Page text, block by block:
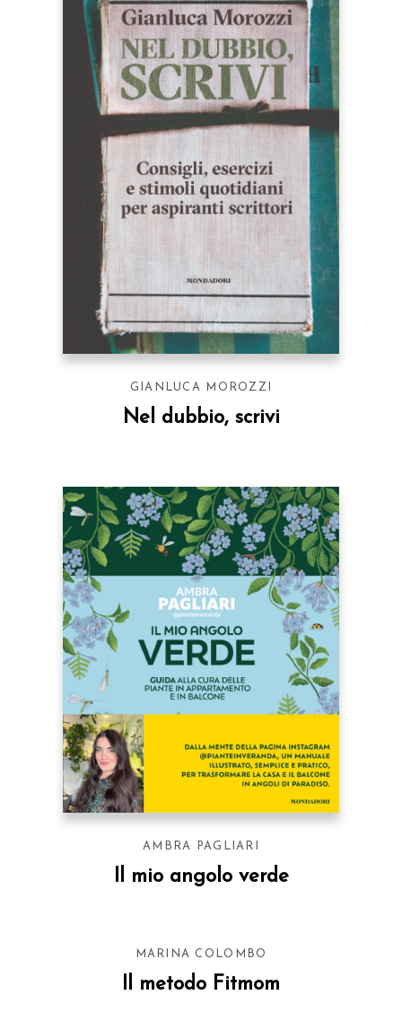
GIANLUCA MOROZZI
Nel dubbio, scrivi
AMBRA PAGLIARI
Il mio angolo verde
MARINA COLOMBO
Il metodo Fitmom